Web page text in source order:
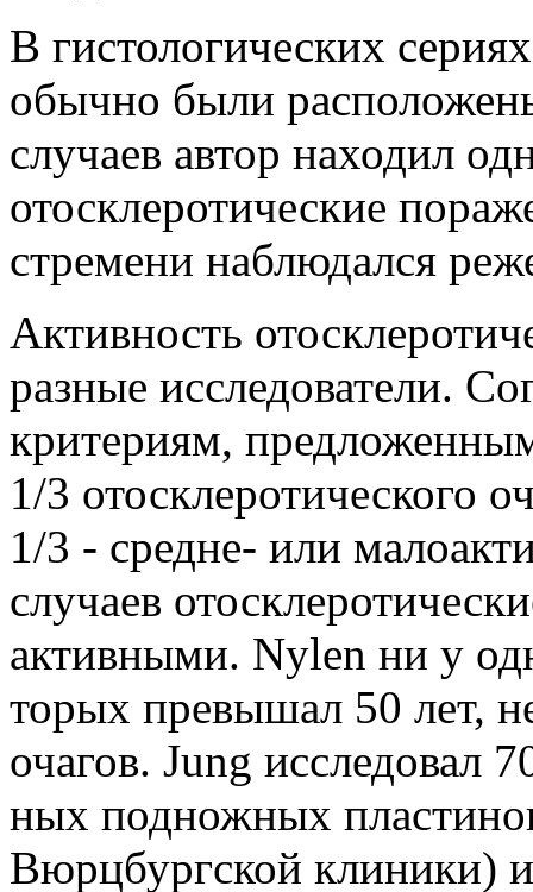
В гистологических
обычно были
случаев автор находил
отосклеротические
стре­мени наблюдался
Активность
разные ис­следователи.
критериям,
1/3 ото­склеротического
1/3 - средне- или
случаев
активными. Nylen ни у
торых превышал 50 лет,
очагов. Jung иссле­довал
ных подножных
Вюрцбургской клиники)